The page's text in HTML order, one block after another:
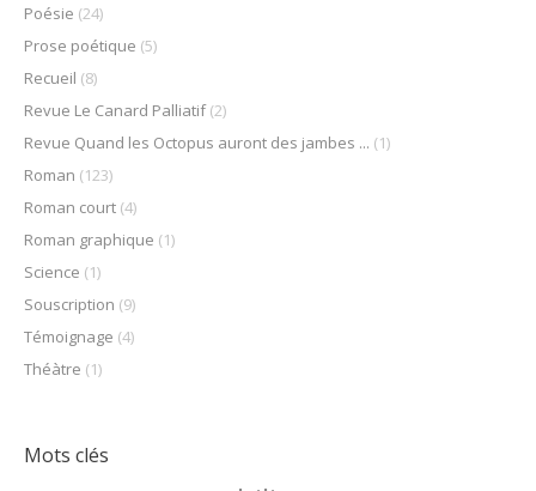
Poésie (24)
Prose poétique (5)
Recueil (8)
Revue Le Canard Palliatif (2)
Revue Quand les Octopus auront des jambes ... (1)
Roman (123)
Roman court (4)
Roman graphique (1)
Science (1)
Souscription (9)
Témoignage (4)
Théàtre (1)
Mots clés